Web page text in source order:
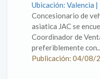
Ubicación: Valencia
Concesionario de
asiatica JAC se
Coordinador de
preferiblemente
Publicación: 04/08/